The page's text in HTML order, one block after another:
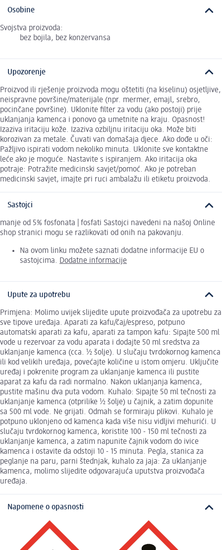
Osobine
Svojstva proizvoda:
bez bojila, bez konzervansa
Upozorenje
Proizvod ili rješenje proizvoda mogu oštetiti (na kiselinu) osjetljive,
neispravne površine/materijale (npr. mermer, emajl, srebro,
pocinčane površine). Uklonite filter za vodu (ako postoji) prije
uklanjanja kamenca i ponovo ga umetnite na kraju. Opasnost!
Izaziva iritaciju kože. Izaziva ozbiljnu iritaciju oka. Može biti
korozivan za metale. Čuvati van domašaja djece. Ako dođe u oči:
Pažljivo ispirati vodom nekoliko minuta. Uklonite sve kontaktne
leće ako je moguće. Nastavite s ispiranjem. Ako iritacija oka
potraje: Potražite medicinski savjet/pomoć. Ako je potreban
medicinski savjet, imajte pri ruci ambalažu ili etiketu proizvoda.
Sastojci
manje od 5% fosfonata | fosfati Sastojci navedeni na našoj Online
shop stranici mogu se razlikovati od onih na pakovanju.
Na ovom linku možete saznati dodatne informacije EU o
sastojcima. Dodatne informacije
Upute za upotrebu
Primjena: Molimo uvijek slijedite upute proizvođača za upotrebu za
sve tipove uređaja. Aparati za kafu/čaj/espreso, potpuno
automatski aparati za kafu, aparati za tampon kafu: Sipajte 500 ml
vode u rezervoar za vodu aparata i dodajte 50 ml sredstva za
uklanjanje kamenca (cca. 1⁄2 šolje). U slučaju tvrdokornog kamenca
ili kod velikih uređaja, povećajte količine u istom omjeru. Uključite
uređaj i pokrenite program za uklanjanje kamenca ili pustite
aparat za kafu da radi normalno. Nakon uklanjanja kamenca,
pustite mašinu dva puta vodom. Kuhalo: Sipajte 50 ml tečnosti za
uklanjanje kamenca (otprilike 1⁄2 šolje) u čajnik, a zatim dopunite
sa 500 ml vode. Ne grijati. Odmah se formiraju plikovi. Kuhalo je
potpuno uklonjeno od kamenca kada više nisu vidljivi mehurići. U
slučaju tvrdokornog kamenca, koristite 100 - 150 ml tečnosti za
uklanjanje kamenca, a zatim napunite čajnik vodom do ivice
kamenca i ostavite da odstoji 10 - 15 minuta. Pegla, stanica za
peglanje na paru, parni štednjak, kuhalo za jaja: Za uklanjanje
kamenca, molimo slijedite odgovarajuća uputstva proizvođača
uređaja.
Napomene o opasnosti